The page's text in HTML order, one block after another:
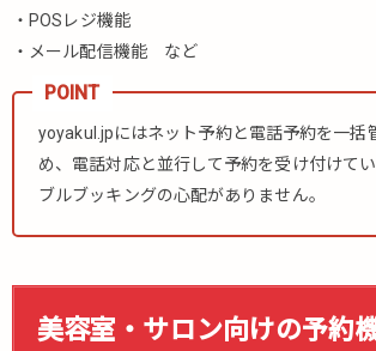
・POSレジ機能
・メール配信機能 など
yoyakul.jpにはネット予約と電話予約を一括
め、電話対応と並行して予約を受け付けて
ブルブッキングの心配がありません。
美容室・サロン向けの予約